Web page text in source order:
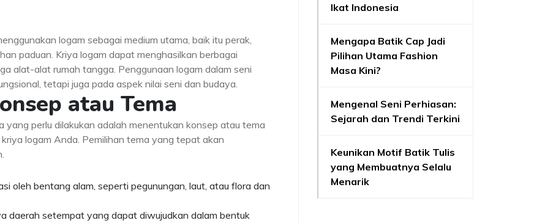
logam sebagai medium utama, baik itu perak,
paduan. Kriya logam dapat menghasilkan berbagai
alat-alat rumah tangga. Penggunaan logam dalam seni
tetapi juga pada aspek nilai seni dan budaya.
atau Tema
yang perlu dilakukan adalah menentukan konsep atau tema
logam Anda. Pemilihan tema yang tepat akan
oleh bentang alam, seperti pegunungan, laut, atau flora dan
daerah setempat yang dapat diwujudkan dalam bentuk
Ikat Indonesia
Mengapa Batik Cap Jadi
Pilihan Utama Fashion
Masa Kini?
Mengenal Seni Perhiasan:
Sejarah dan Trendi Terkini
Keunikan Motif Batik Tulis
yang Membuatnya Selalu
Menarik